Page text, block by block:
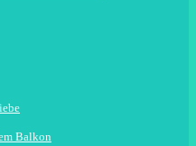
Balkon